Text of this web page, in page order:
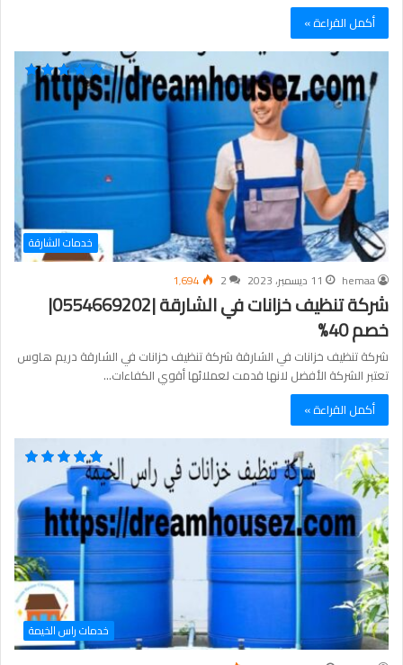
أكمل القراءة »
خدمات الشارقة
hemaa
11 ديسمبر، 2023 2 1٬694
شركة تنظيف خزانات في الشارقة |0554669202|
خصم 40%
شركة تنظيف خزانات في الشارقة شركة تنظيف خزانات في الشارقة دريم هاوس
تعتبر الشركة الأفضل لانها قدمت لعملائها أقوي الكفاءات…
أكمل القراءة »
خدمات راس الخيمة